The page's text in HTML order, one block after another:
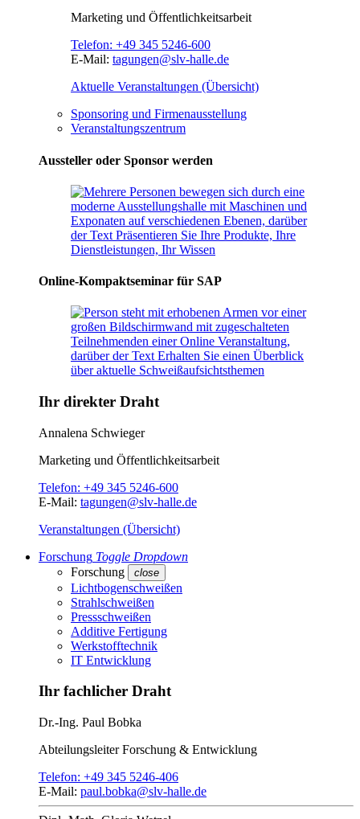
Marketing und Öffentlichkeitsarbeit
Telefon: +49 345 5246-600
E-Mail: tagungen@slv-halle.de
Aktuelle Veranstaltungen (Übersicht)
Sponsoring und Firmenausstellung
Veranstaltungszentrum
Aussteller oder Sponsor werden
Online-Kompaktseminar für SAP
Ihr direkter Draht
Annalena Schwieger
Marketing und Öffentlichkeitsarbeit
Telefon: +49 345 5246-600
E-Mail: tagungen@slv-halle.de
Veranstaltungen (Übersicht)
Forschung Toggle Dropdown
Forschung
close
Lichtbogenschweißen
Strahlschweißen
Pressschweißen
Additive Fertigung
Werkstofftechnik
IT Entwicklung
Ihr fachlicher Draht
Dr.-Ing. Paul Bobka
AbteilungsleiterForschung & Entwicklung
Telefon: +49 345 5246-406
E-Mail: paul.bobka@slv-halle.de